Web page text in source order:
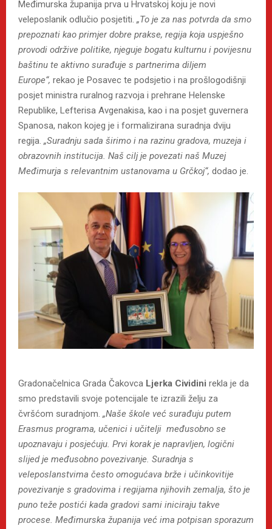
Međimurska županija prva u Hrvatskoj koju je novi
veleposlanik odlučio posjetiti. „To je za nas potvrda da smo
prepoznati kao primjer dobre prakse, regija koja uspješno
provodi održive politike, njeguje bogatu kulturnu i povijesnu
baštinu te aktivno surađuje s partnerima diljem
Europe“, rekao je Posavec te podsjetio i na prošlogodišnji
posjet ministra ruralnog razvoja i prehrane Helenske
Republike, Lefterisa Avgenakisa, kao i na posjet guvernera
Spanosa, nakon kojeg je i formalizirana suradnja dviju
regija. „Suradnju sada širimo i na razinu gradova, muzeja i
obrazovnih institucija. Naš cilj je povezati naš Muzej
Međimurja s relevantnim ustanovama u Grčkoj“, dodao je.
Gradonačelnica Grada Čakovca Ljerka Cividini rekla je da
smo predstavili svoje potencijale te izrazili želju za
čvršćom suradnjom. „Naše škole već surađuju putem
Erasmus programa, učenici i učitelji međusobno se
upoznavaju i posjećuju. Prvi korak je napravljen, logični
slijed je međusobno povezivanje. Suradnja s
veleposlanstvima često omogućava brže i učinkovitije
povezivanje s gradovima i regijama njihovih zemalja, što je
puno teže postići kada gradovi sami iniciraju takve
procese. Međimurska županija već ima potpisan sporazum